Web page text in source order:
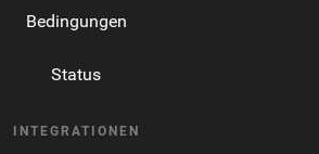
Bedingungen
Status
INTEGRATIONEN